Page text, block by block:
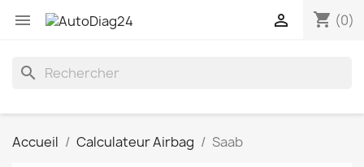
 shopping_cart (0)

search
Accueil Calculateur Airbag Saab